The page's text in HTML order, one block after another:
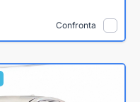
Confronta